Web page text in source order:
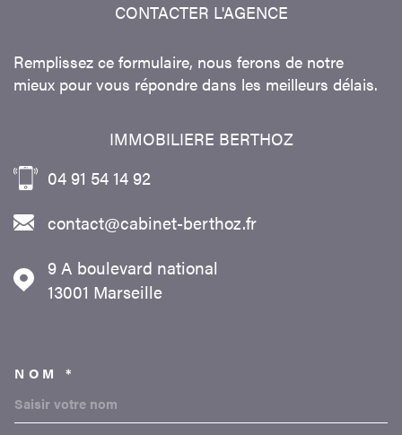
CONTACTER L'AGENCE
Remplissez ce formulaire, nous ferons de notre
mieux pour vous répondre dans les meilleurs délais.
IMMOBILIERE BERTHOZ
04 91 54 14 92
contact@cabinet-berthoz.fr
9 A boulevard national
13001
Marseille
NOM *